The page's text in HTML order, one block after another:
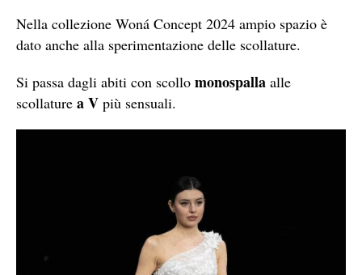
Nella collezione Woná Concept 2024 ampio spazio è
dato anche alla sperimentazione delle scollature.
Si passa dagli abiti con scollo monospalla alle
scollature a V più sensuali.